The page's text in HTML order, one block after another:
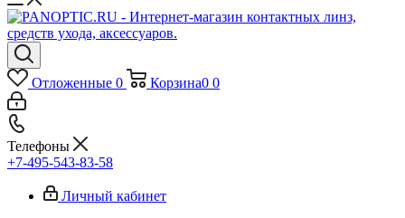
Отложенные 0 Корзина0 0
Телефоны
+7-495-543-83-58
Личный кабинет